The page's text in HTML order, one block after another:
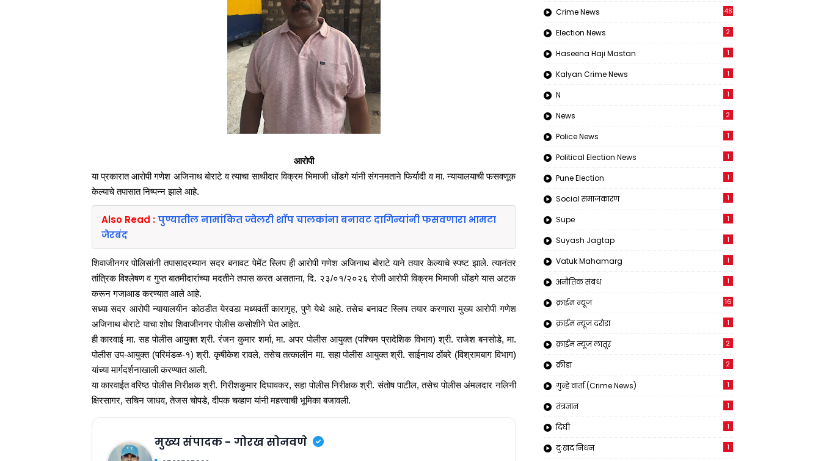
आरोपी
या प्रकारात आरोपी गणेश अजिनाथ बोराटे व त्याचा साथीदार विक्रम भिमाजी धोंडगे यांनी संगनमताने फिर्यादी व मा. न्यायालयाची फसवणूक
केल्याचे तपासात निष्पन्न झाले आहे.
Also Read : पुण्यातील नामांकित ज्वेलरी शॉप चालकांना बनावट दागिन्यांनी फसवणारा भामटा
जेरबंद
शिवाजीनगर पोलिसांनी तपासादरम्यान सदर बनावट पेमेंट स्लिप ही आरोपी गणेश अजिनाथ बोराटे याने तयार केल्याचे स्पष्ट झाले. त्यानंतर
तांत्रिक विश्लेषण व गुप्त बातमीदारांच्या मदतीने तपास करत असताना, दि. २३/०१/२०२६ रोजी आरोपी विक्रम भिमाजी धोंडगे यास अटक
करून गजाआड करण्यात आले आहे.
सध्या सदर आरोपी न्यायालयीन कोठडीत येरवडा मध्यवर्ती कारागृह, पुणे येथे आहे. तसेच बनावट स्लिप तयार करणारा मुख्य आरोपी गणेश
अजिनाथ बोराटे याचा शोध शिवाजीनगर पोलीस कसोशीने घेत आहेत.
ही कारवाई मा. सह पोलीस आयुक्त श्री. रंजन कुमार शर्मा, मा. अपर पोलीस आयुक्त (पश्चिम प्रादेशिक विभाग) श्री. राजेश बनसोडे, मा.
पोलीस उप-आयुक्त (परिमंडळ-१) श्री. कृषीकेश रावले, तसेच तत्कालीन मा. सहा पोलीस आयुक्त श्री. साईनाथ ठोंबरे (विश्रामबाग विभाग)
यांच्या मार्गदर्शनाखाली करण्यात आली.
या कारवाईत वरिष्ठ पोलीस निरीक्षक श्री. गिरीशकुमार दिघावकर, सहा पोलीस निरीक्षक श्री. संतोष पाटील, तसेच पोलीस अंमलदार नलिनी
क्षिरसागर, सचिन जाधव, तेजस चोपडे, दीपक चव्हाण यांनी महत्त्वाची भूमिका बजावली.
मुख्य संपादक - गोरख सोनवणे
Crime News 48
Election News 2
Haseena Haji Mastan 1
Kalyan Crime News 1
N 1
News 2
Police News 1
Political Election News 1
Pune Election 1
Social समाजकारण 1
Supe 1
Suyash Jagtap 1
Vatuk Mahamarg 1
अनौतिक संबंध 1
क्राईम न्यूज 16
क्राईम न्यूज दरोडा 1
क्राईम न्यूज लातूर 2
क्रीडा 2
गुन्हे वार्ता (Crime News) 1
तंत्रज्ञान 1
दिघी 1
दुःखद निधन 1